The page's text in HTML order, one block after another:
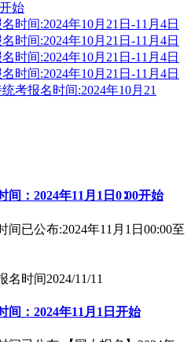
始
时间:2024年10月21日-11月4日
时间:2024年10月21日-11月4日
时间:2024年10月21日-11月4日
时间:2024年10月21日-11月4日
考报名时间:2024年10月21
：2024年11月1日0∶00开始
间已公布:2024年11月1日00:00至
名时间2024/11/11
间：2024年11月1日开始